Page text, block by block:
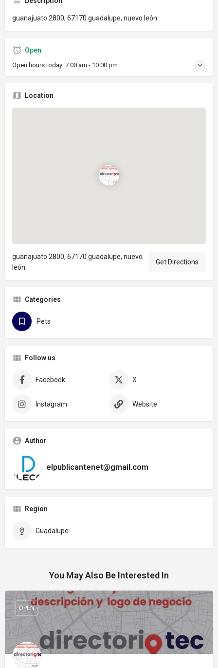
guanajuato 2800, 67170 guadalupe, nuevo león
Open
Open hours today: 7:00 am - 10:00 pm
Location
guanajuato 2800, 67170 guadalupe, nuevo
león
Get Directions
Categories
Pets
Follow us
Facebook X
Instagram Website
Author
elpublicantenet@gmail.com
Region
Guadalupe
You May Also Be Interested In
OPEN